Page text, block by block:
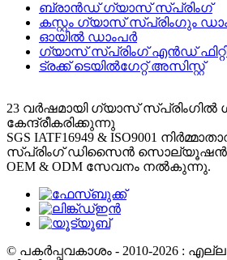
ബ്രാൻഡ് ഗ്യാസ് സ്പ്രിംഗ്
കസ്റ്റം ഗ്യാസ് സ്പ്രിംഗും
ഓയിൽ ഡാംപർ
ഗ്യാസ് സ്പ്രിംഗ് എൻഡ്
ട്രക്ക് ടെയിൽഗേറ്റ് അസിസ്റ്റ്
23 വർഷമായി ഗ്യാസ് സ്പ്രിംഗിൽ
കേന്ദ്രീകരിക്കുന്നു
SGS IATF16949 & ISO9001
സ്പ്രിംഗ് ഡിസൈൻ സൊല്യൂഷൻ,
OEM & ODM സേവനം നൽകുന്നു.
© പകർപ്പവകാശം - 2010-2026 :